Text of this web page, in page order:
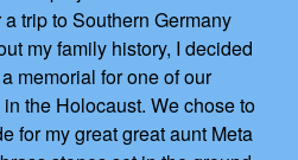
trip to Southern Germany
my family history, I decided
memorial for one of our
the Holocaust. We chose to
for my great great aunt Meta